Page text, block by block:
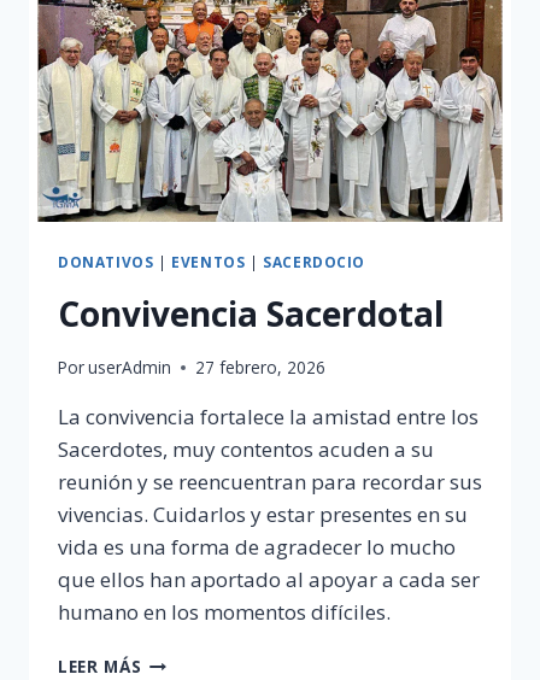
DONATIVOS | EVENTOS | SACERDOCIO
Convivencia Sacerdotal
PoruserAdmin 27 febrero, 2026
La convivencia fortalece la amistad entre los
Sacerdotes, muy contentos acuden a su
reunión y se reencuentran para recordar sus
vivencias. Cuidarlos y estar presentes en su
vida es una forma de agradecer lo mucho
que ellos han aportado al apoyar a cada ser
humano en los momentos difíciles.
LEER MÁS CONVIVENCIA